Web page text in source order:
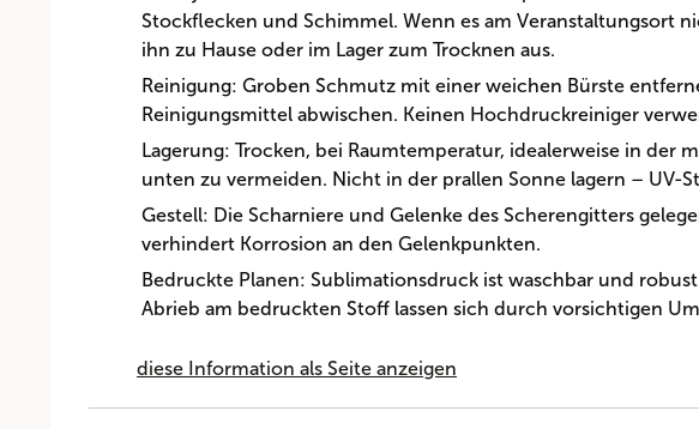
Stockflecken und Schimmel. Wenn es am Veranstaltungsort
ihn zu Hause oder im Lager zum Trocknen aus.
Reinigung: Groben Schmutz mit einer weichen Bürste
Reinigungsmittel abwischen. Keinen Hochdruckreiniger
Lagerung: Trocken, bei Raumtemperatur, idealerweise in
unten zu vermeiden. Nicht in der prallen Sonne lagern – UV-
Gestell: Die Scharniere und Gelenke des Scherengitters
verhindert Korrosion an den Gelenkpunkten.
Bedruckte Planen: Sublimationsdruck ist waschbar und
Abrieb am bedruckten Stoff lassen sich durch vorsichtigen
diese Information als Seite anzeigen